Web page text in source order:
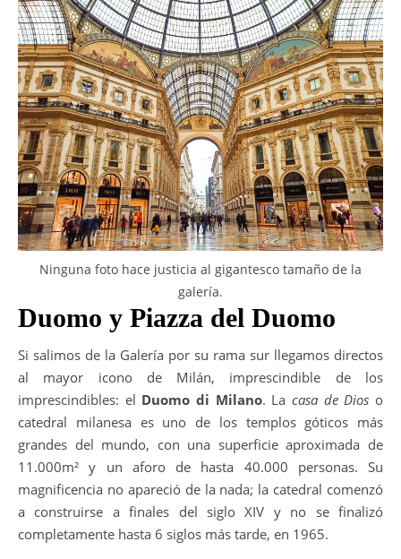
Ninguna foto hace justicia al gigantesco tamaño de la
galería.
Duomo y Piazza del Duomo
Si salimos de la Galería por su rama sur llegamos directos
al mayor icono de Milán, imprescindible de los
imprescindibles: el Duomo di Milano. Lacasa de Dios o
catedral milanesa es uno de los templos góticos más
grandes del mundo, con una superficie aproximada de
11.000m² y un aforo de hasta 40.000 personas. Su
magnificencia no apareció de la nada; la catedral comenzó
a construirse a finales del siglo XIV y no se finalizó
completamente hasta 6 siglos más tarde, en 1965.